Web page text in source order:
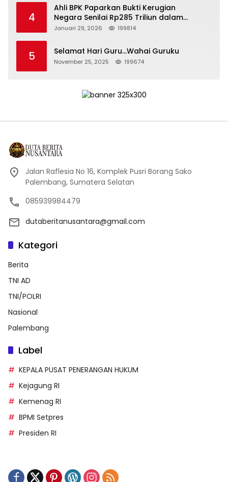
4
Ahli BPK Paparkan Bukti Kerugian
Negara Senilai Rp285 Triliun dalam
Persidangan Korupsi PT Pertamina
Januari 29, 2026 199814
5 Selamat Hari Guru…Wahai Guruku
November 25, 2025 199674
Jalan Raflesia No 16, Komplek Pusri Borang Sako
Palembang, Sumatera Selatan
085939984479
dutaberitanusantara@gmail.com
Kategori
Berita
TNI AD
TNI/POLRI
Nasional
Palembang
Label
KEPALA PUSAT PENERANGAN HUKUM
Kejagung RI
Kemenag RI
BPMI Setpres
Presiden RI